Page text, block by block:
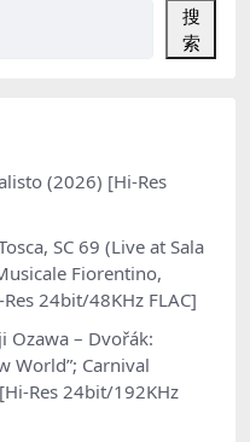
搜
索
(2026) [Hi-Res
SC 69 (Live at Sala
Fiorentino,
24bit/48KHz FLAC]
Ozawa – Dvořák:
World”; Carnival
Res 24bit/192KHz